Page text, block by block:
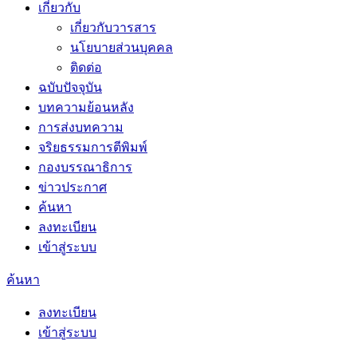
เกี่ยวกับ
เกี่ยวกับวารสาร
นโยบายส่วนบุคคล
ติดต่อ
ฉบับปัจจุบัน
บทความย้อนหลัง
การส่งบทความ
จริยธรรมการตีพิมพ์
กองบรรณาธิการ
ข่าวประกาศ
ค้นหา
ลงทะเบียน
เข้าสู่ระบบ
ค้นหา
ลงทะเบียน
เข้าสู่ระบบ